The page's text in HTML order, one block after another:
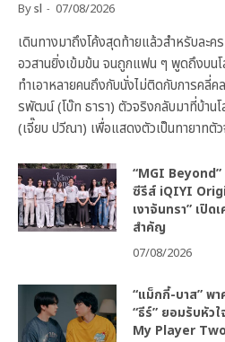
Bysl 07/08/2026
เดินทางมาถึงโค้งสุดท้ายแล้วสำหรับละค
อวสานยิ่งเข้มข้น จนถูกแฟน ๆ พูดถึงบนโ
ทำเอาหลายคนถึงกับนั่งไม่ติดกับการคลี่
รพัฒน์ (โบ๊ท ธารา) ตัวจริงกลับมาที่บ้าน
(เจี๊ยบ ปวีณา) เพื่อแสดงตัวเป็นทายาทตั
“MGI
ซีรีส์ iQIYI
เงาจันทรา” เปิ
สำคัญ
07/08/2026
“แม็กกี้-บาส” พ
“ธีร์” ยอมรับหัว
My Player